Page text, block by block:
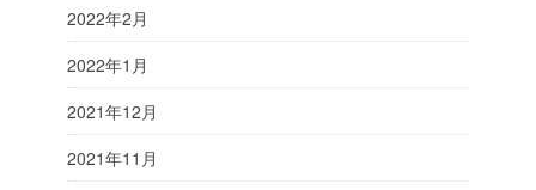
2022年2月
2022年1月
2021年12月
2021年11月